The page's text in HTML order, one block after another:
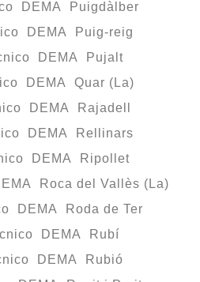
DEMA Puigdàlber
DEMA Puig-reig
DEMA Pujalt
DEMA Quar (La)
DEMA Rajadell
DEMA Rellinars
DEMA Ripollet
Roca del Vallès (La)
DEMA Roda de Ter
DEMA Rubí
DEMA Rubió